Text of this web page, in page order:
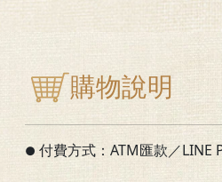
購物說明
● 付費方式：ATM匯款／LINE